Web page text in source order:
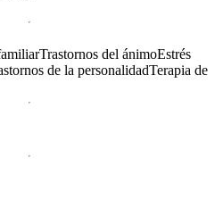
Trastornos del ánimoEstrés
de la personalidadTerapia de